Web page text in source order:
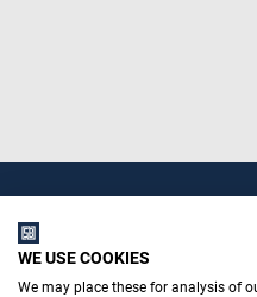
WE USE COOKIES
We may place these for analysis of